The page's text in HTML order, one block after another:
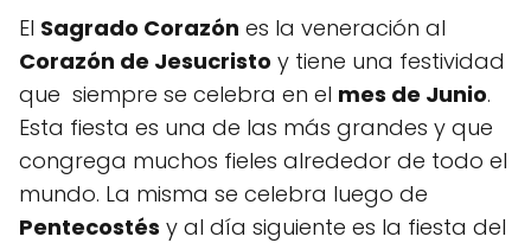
El Sagrado Corazón es la veneración al
Corazón de Jesucristo y tiene una festividad
que siempre se celebra en el mes de Junio.
Esta fiesta es una de las más grandes y que
congrega muchos fieles alrededor de todo el
mundo. La misma se celebra luego de
Pentecostés y al día siguiente es la fiesta del